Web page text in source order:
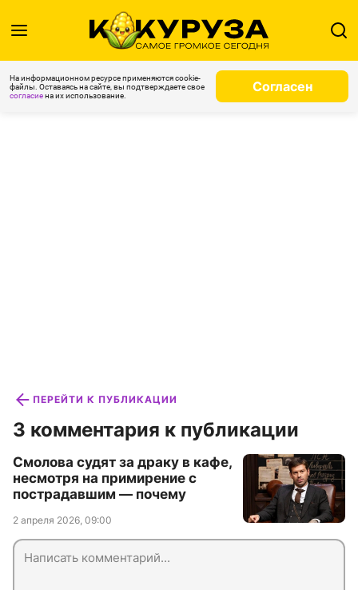
На информационном ресурсе применяются cookie-
файлы. Оставаясь на сайте, вы подтверждаете свое
согласиена их использование.
Согласен
ПЕРЕЙТИ К ПУБЛИКАЦИИ
3 комментария к публикации
Смолова судят за драку в кафе,
несмотря на примирение с
пострадавшим — почему
2 апреля 2026, 09:00